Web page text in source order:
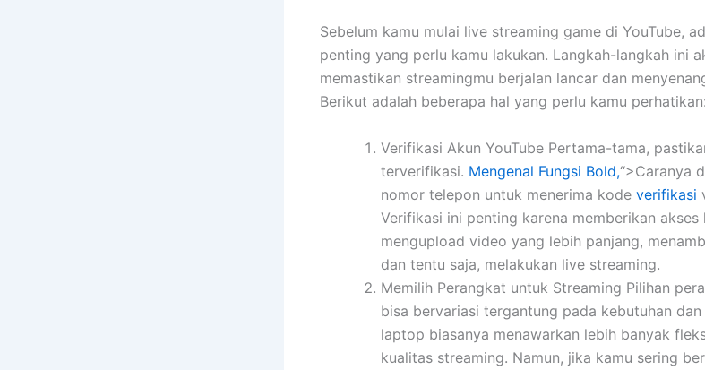
Sebelum kamu mulai live streaming game di YouTube,
penting yang perlu kamu lakukan. Langkah-langkah ini
memastikan streamingmu berjalan lancar dan
Berikut adalah beberapa hal yang perlu kamu perhatikan:
Verifikasi Akun YouTube Pertama-tama,
terverifikasi. Mengenal Fungsi Bold,“>Caranya
nomor telepon untuk menerima kode verifikasi
Verifikasi ini penting karena memberikan
mengupload video yang lebih panjang,
dan tentu saja, melakukan live streaming.
Memilih Perangkat untuk Streaming Pilihan
bisa bervariasi tergantung pada kebutuhan
laptop biasanya menawarkan lebih banyak
kualitas streaming. Namun, jika kamu sering